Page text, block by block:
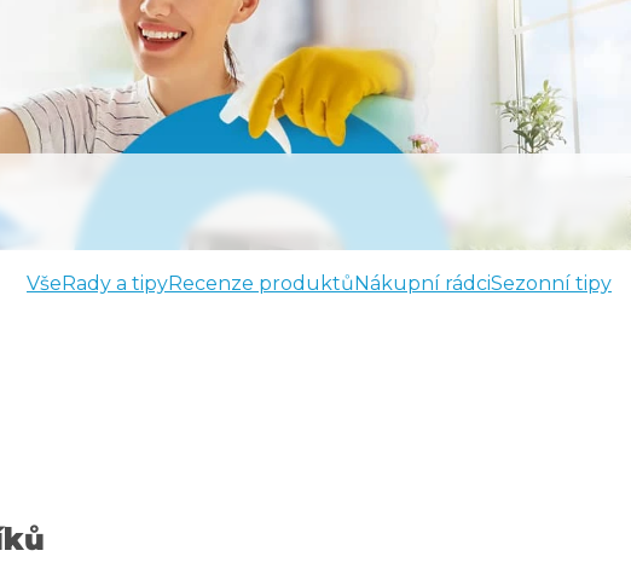
Vše Rady a tipyRecenze produktů Nákupní rádciSezonní tipy